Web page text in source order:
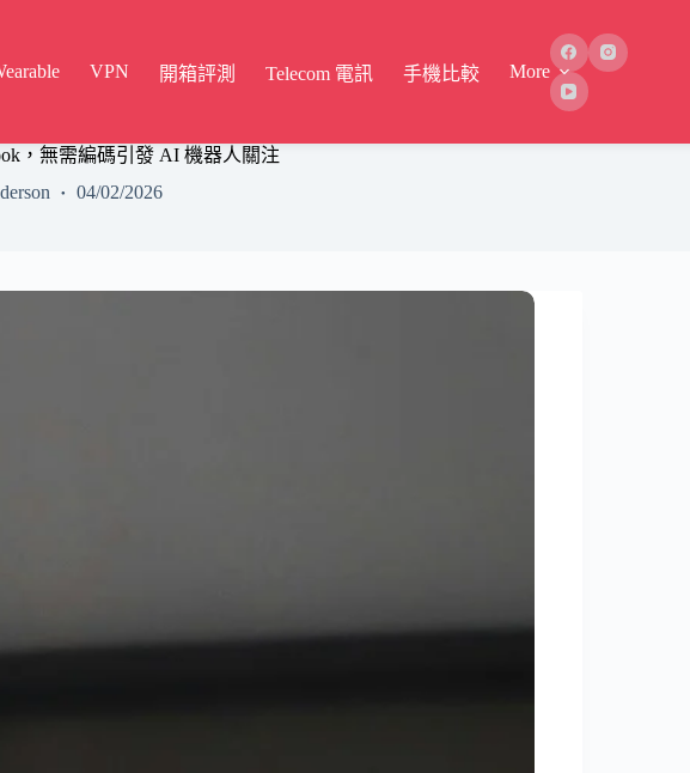
VPN 開箱評測 Telecom 電訊 手機比較 More
，無需編碼引發 AI 機器人關注
04/02/2026